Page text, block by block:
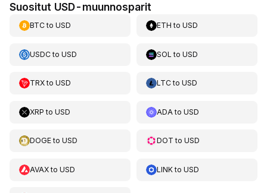
Suositut USD-muunnosparit
BTCto USD ETH toUSD
USDCto USD SOL toUSD
TRXto USD LTCtoUSD
XRP to USD ADA toUSD
DOGEto USD DOT toUSD
AVAXto USD LINKtoUSD